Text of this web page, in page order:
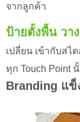
จากลูกค้า
ป้ายตั้งพื้น วา
เปลี่ยน เข้ากับสไ
ทุก Touch Point
Branding แข็